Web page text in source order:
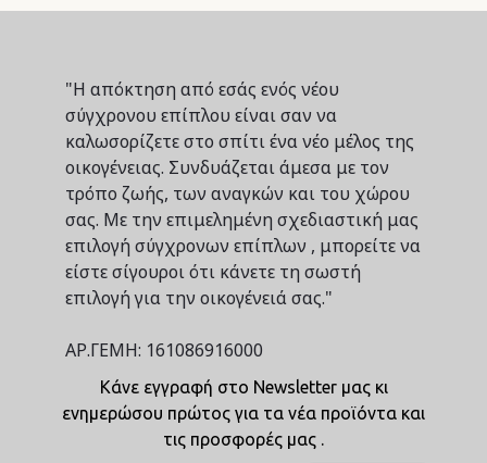
"Η απόκτηση από εσάς ενός νέου
σύγχρονου επίπλου είναι σαν να
καλωσορίζετε στο σπίτι ένα νέο μέλος της
οικογένειας. Συνδυάζεται άμεσα με τον
τρόπο ζωής, των αναγκών και του χώρου
σας. Με την επιμελημένη σχεδιαστική μας
επιλογή σύγχρονων επίπλων , μπορείτε να
είστε σίγουροι ότι κάνετε τη σωστή
επιλογή για την οικογένειά σας."
ΑΡ.ΓΕΜΗ: 161086916000
Κάνε εγγραφή στο Newsletter μας κι
ενημερώσου πρώτος για τα νέα προϊόντα και
τις προσφορές μας .